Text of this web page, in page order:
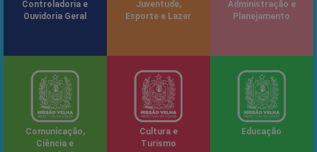
Controladoria e
Ouvidoria Geral
Juventude,
Esporte e Lazer
Administração e
Planejamento
Comunicação,
Ciência e
Cultura e
Turismo
Educação